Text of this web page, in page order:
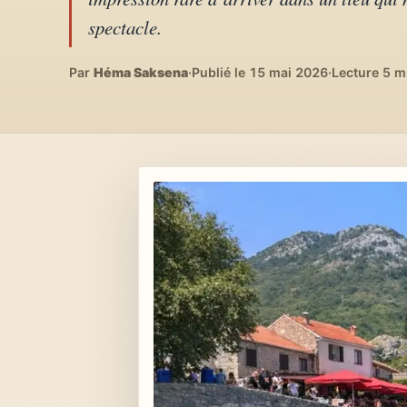
Lifestyle & déco
DIY, intérieurs, bonheur
Recettes du monde
Qui est Héma ?
spectacle.
Par Héma Saksena·Publié le 15 mai 2026·Lecture 5